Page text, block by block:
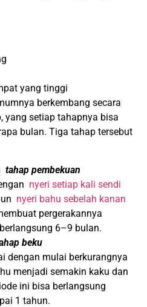
yang tinggi
berkembang secara
yang setiap tahapnya bisa
bulan. Tiga tahap tersebut
tahap pembekuan
nyeri setiap kali sendi
nyeri bahu sebelah kanan
pergerakannya
6–9 bulan.
beku
dengan mulai berkurangnya
menjadi semakin kaku dan
ini bisa berlangsung
1 tahun.